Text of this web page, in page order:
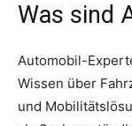
Was sind
Automobil-
Wissen über
und